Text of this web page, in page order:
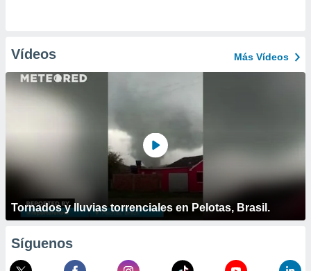
Vídeos Más Vídeos
Tornados y lluvias torrenciales en Pelotas, Brasil.
Síguenos